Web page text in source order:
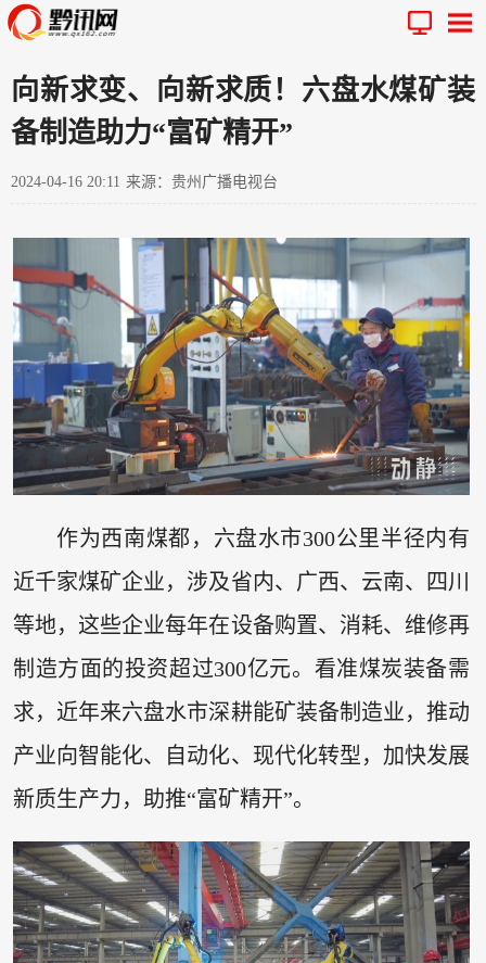
向新求变、向新求质！六盘水煤矿装
备制造助力“富矿精开”
2024-04-16 20:11 来源：贵州广播电视台
作为西南煤都，六盘水市300公里半径内有
近千家煤矿企业，涉及省内、广西、云南、四川
等地，这些企业每年在设备购置、消耗、维修再
制造方面的投资超过300亿元。看准煤炭装备需
求，近年来六盘水市深耕能矿装备制造业，推动
产业向智能化、自动化、现代化转型，加快发展
新质生产力，助推“富矿精开”。